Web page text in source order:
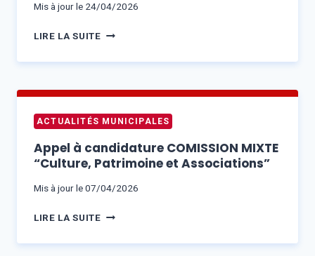
PARTICULIERS
Mis à jour le 24/04/2026
LIRE LA SUITECONSEIL
–
27
2026
9H00
SALLE
ACTUALITÉS MUNICIPALES
Appel à candidature COMISSION MIXTE
“Culture, Patrimoine et Associations”
Mis à jour le07/04/2026
LIRE LA SUITEAPPEL
CANDIDATURE